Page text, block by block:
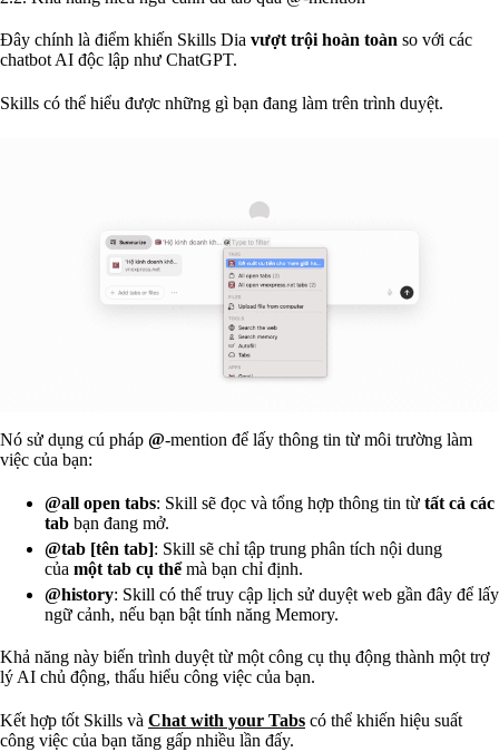
Đây chính là điểm khiến Skills Dia vượt trội hoàn toàn so với các
chatbot AI độc lập như ChatGPT.
Skills có thể hiểu được những gì bạn đang làm trên trình duyệt.
Nó sử dụng cú pháp @-mention để lấy thông tin từ môi trường làm
việc của bạn:
@all open tabs: Skill sẽ đọc và tổng hợp thông tin từ tất cả các
tab bạn đang mở.
@tab [tên tab]: Skill sẽ chỉ tập trung phân tích nội dung
của một tab cụ thểmà bạn chỉ định.
@history: Skill có thể truy cập lịch sử duyệt web gần đây để lấy
ngữ cảnh, nếu bạn bật tính năng Memory.
Khả năng này biến trình duyệt từ một công cụ thụ động thành một trợ
lý AI chủ động, thấu hiểu công việc của bạn.
Kết hợp tốt Skills và Chat with your Tabs có thể khiến hiệu suất
công việc của bạn tăng gấp nhiều lần đấy.